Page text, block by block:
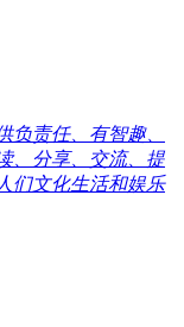
负责任、有智趣、
、分享、交流、提
们文化生活和娱乐